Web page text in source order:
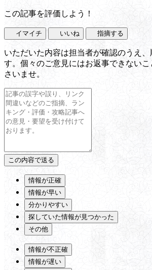
この記事を評価しよう！
イマイチ いいね 指摘する
いただいた内容は担当者が確認のうえ、
す。個々のご意見にはお返事できない
さいませ。
情報が正確
情報が早い
分かりやすい
探していた情報が見つかった
その他
情報が不正確
情報が遅い